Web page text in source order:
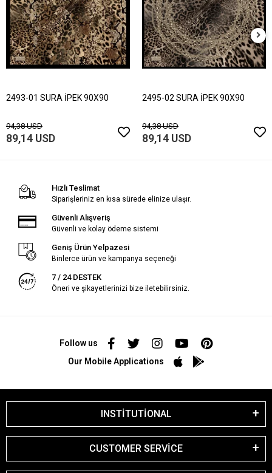
2493-01 SURA İPEK 90X90
94,38 USD
89,14 USD
2495-02 SURA İPEK 90X90
94,38 USD
89,14 USD
Hızlı Teslimat
Siparişleriniz en kısa sürede elinize ulaşır.
Güvenli Alışveriş
Güvenli ve kolay ödeme sistemi
Geniş Ürün Yelpazesi
Binlerce ürün ve kampanya seçeneği
7 / 24 DESTEK
Öneri ve şikayetlerinizi bize iletebilirsiniz.
Follow us
Our Mobile Applications
INSTİTUTİONAL
CUSTOMER SERVİCE